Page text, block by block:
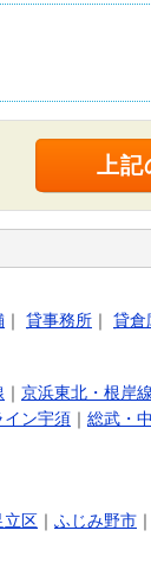
｜ 貸事務所 ｜ 貸倉
｜ 京浜東北・根岸線
イン宇須 ｜ 総武・
立区 ｜ ふじみ野市 ｜